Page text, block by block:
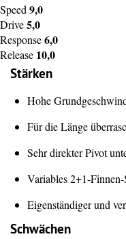
Speed 9,0
Drive5,0
Response6,0
Release 10,0
Stärken
Hohe
Für die Länge
Sehr direkter Pivot
Variables 2+1-Finnen-
Eigenständiger und
Schwächen